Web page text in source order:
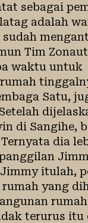
sebagai
adalah
sudah
Tim
waktu untuk
Satu,
di Sangihe,
dia
itulah,
yang
terurus itu